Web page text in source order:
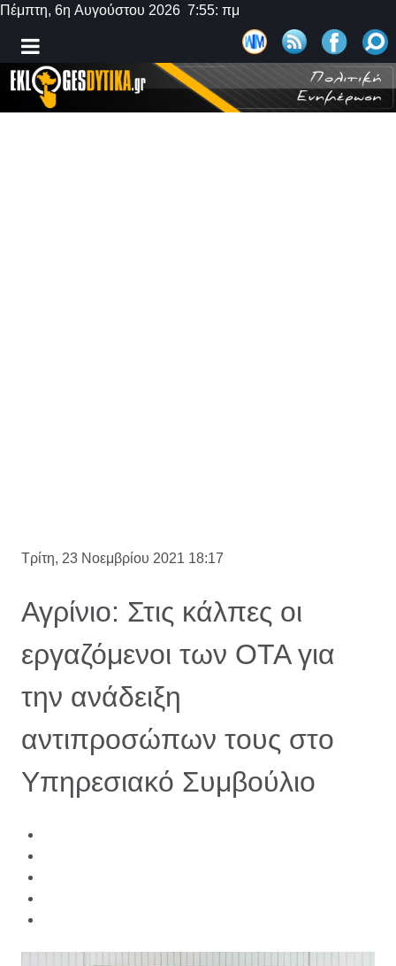
Πέμπτη, 6η Αυγούστου 2026 7:55: πμ
Τρίτη, 23 Νοεμβρίου 2021 18:17
Αγρίνιο: Στις κάλπες οι
εργαζόμενοι των ΟΤΑ για
την ανάδειξη
αντιπροσώπων τους στο
Υπηρεσιακό Συμβούλιο